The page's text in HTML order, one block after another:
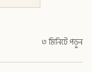
৩ মিনিটে পড়ুন